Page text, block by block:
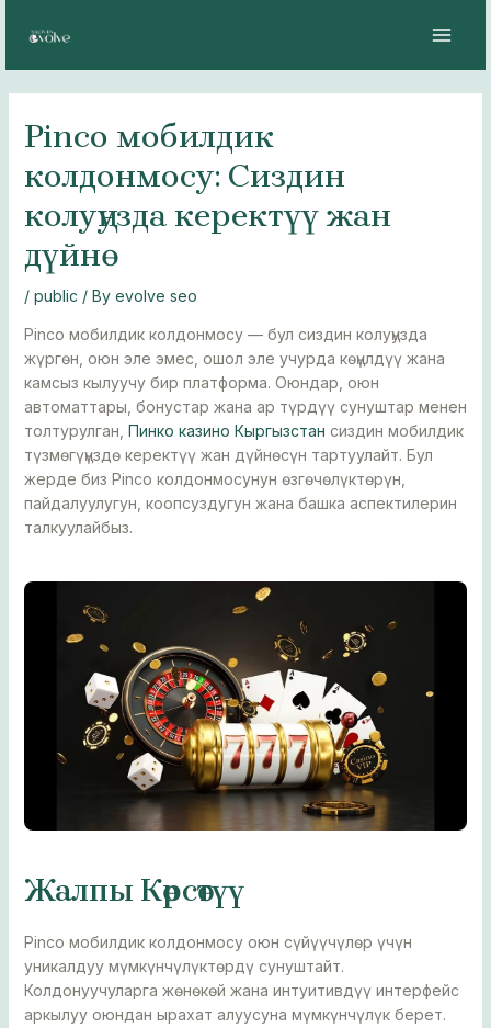
Pinco мобилдик
колдонмосу: Сиздин
колуңузда керектүү жан
дүйнө
/ public / By evolve seo
Pinco мобилдик колдонмосу — бул сиздин колуңузда
жүргөн, оюн эле эмес, ошол эле учурда көңүлдүү жана
камсыз кылуучу бир платформа. Оюндар, оюн
автоматтары, бонустар жана ар түрдүү сунуштар менен
толтурулган, Пинко казино Кыргызстан сиздин мобилдик
түзмөгүңүздө керектүү жан дүйнөсүн тартуулайт. Бул
жерде биз Pinco колдонмосунун өзгөчөлүктөрүн,
пайдалуулугун, коопсуздугун жана башка аспектилерин
талкуулайбыз.
Жалпы Көрсөтүү
Pinco мобилдик колдонмосу оюн сүйүүчүлөр үчүн
уникалдуу мүмкүнчүлүктөрдү сунуштайт.
Колдонуучуларга жөнөкөй жана интуитивдүү интерфейс
аркылуу оюндан ырахат алуусуна мүмкүнчүлүк берет.
navigation